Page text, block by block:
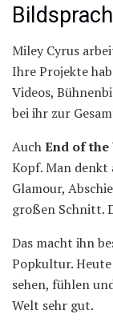
Miley Cyrus
Ihre Projekte
Videos,
bei ihr zur
AuchEnd of
Kopf. Man denkt
Glamour,
großen Schnitt.
Das macht ihn
Popkultur.
sehen, fühlen
Welt sehr gut.